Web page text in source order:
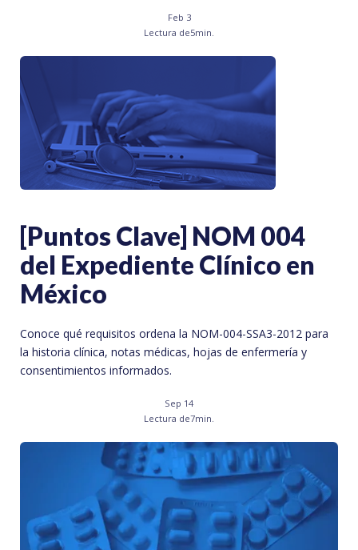
Feb 3
Lectura de5min.
[Puntos Clave] NOM 004
del Expediente Clínico en
México
Conoce qué requisitos ordena la NOM-004-SSA3-2012 para
la historia clínica, notas médicas, hojas de enfermería y
consentimientos informados.
Sep 14
Lectura de7min.